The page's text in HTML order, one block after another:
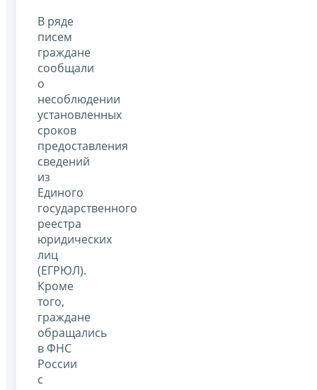
В ряде
писем
граждане
сообщали
о
несоблюдении
установленных
сроков
предоставления
сведений
из
Единого
государственного
реестра
юридических
лиц
(ЕГРЮЛ).
Кроме
того,
граждане
обращались
в ФНС
России
с